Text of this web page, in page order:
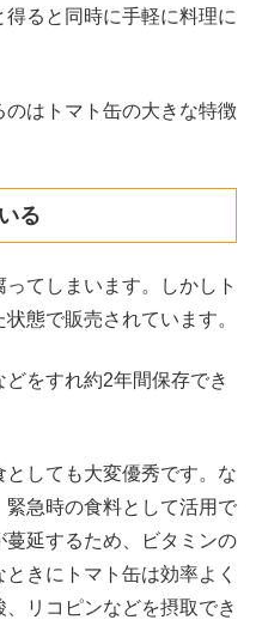
ると同時に手軽に料理に
はトマト缶の大きな特徴
る
てしまいます。しかしト
態で販売されています。
をすれ約2年間保存でき
しても大変優秀です。な
急時の食料として活用で
延するため、ビタミンの
きにトマト缶は効率よく
リコピンなどを摂取でき